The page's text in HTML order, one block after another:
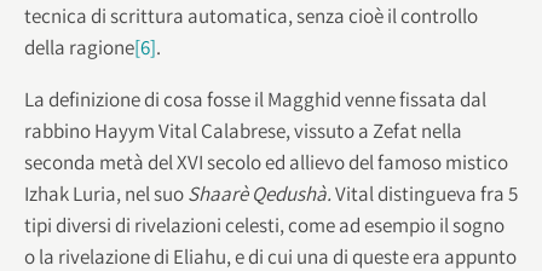
tecnica di scrittura automatica, senza cioè il controllo
della ragione[6].
La definizione di cosa fosse il Magghid venne fissata dal
rabbino Hayym Vital Calabrese, vissuto a Zefat nella
seconda metà del XVI secolo ed allievo del famoso mistico
Izhak Luria, nel suoShaarè Qedushà.Vital distingueva fra 5
tipi diversi di rivelazioni celesti, come ad esempio il sogno
o la rivelazione di Eliahu, e di cui una di queste era appunto